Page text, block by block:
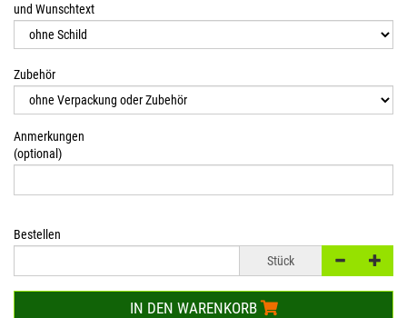
und Wunschtext
Zubehör
Anmerkungen
(optional)
Bestellen
Stück
IN DEN WARENKORB